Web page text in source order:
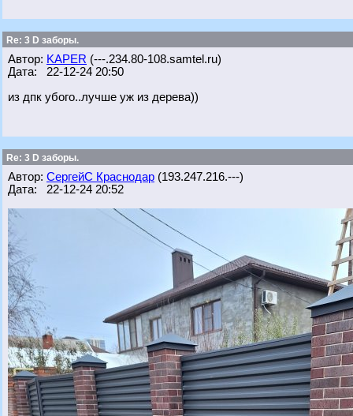
Re: 3 D заборы.
Автор: KAPER (---.234.80-108.samtel.ru)
Дата: 22-12-24 20:50
из дпк убого..лучше уж из дерева))
Re: 3 D заборы.
Автор: СергейС Краснодар (193.247.216.---)
Дата: 22-12-24 20:52